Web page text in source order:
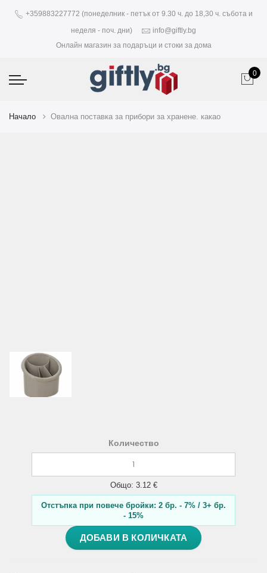
+359883227772 (понеделник - петък от 9.30 ч. до 18,30 ч. събота и
неделя - поч. дни)
info@giftly.bg
Онлайн магазин за подаръци и стоки за дома
0
Начало Овална поставка за прибори за хранене. какао
Количество
Общо: 3.12 €
Отстъпка при повече бройки: 2 бр. - 7% / 3+ бр.
- 15%
ДОБАВИ В КОЛИЧКАТА